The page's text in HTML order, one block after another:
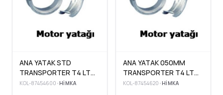
ANA YATAK STD
TRANSPORTER T4 LT
CRAFTER 2.4 2.5 TDI
KOL-87454600 •HIMKA
ANA YATAK 050MM
TRANSPORTER T4 LT
CRAFTER 2.4 2.5 TDI
KOL-87454620 •HIMKA